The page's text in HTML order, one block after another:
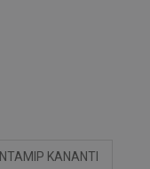
ΝΤΑΜΙΡ ΚΑΝΑΝΤΙ